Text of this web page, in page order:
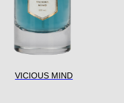
VICIOUS MIND